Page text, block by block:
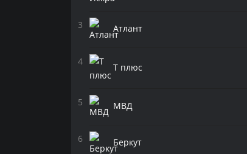
Атлант
Т плюс
МВД
Беркут